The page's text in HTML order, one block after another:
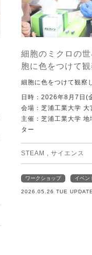
細胞のミクロの
胞に色をつけて
細胞に色をつけて観察
日時：2026年8月7日(
会場：芝浦工業大学 大
主催：芝浦工業大学
ター
STEAM , サイエンス
ワークショップ イベン
2026.05.26 TUE